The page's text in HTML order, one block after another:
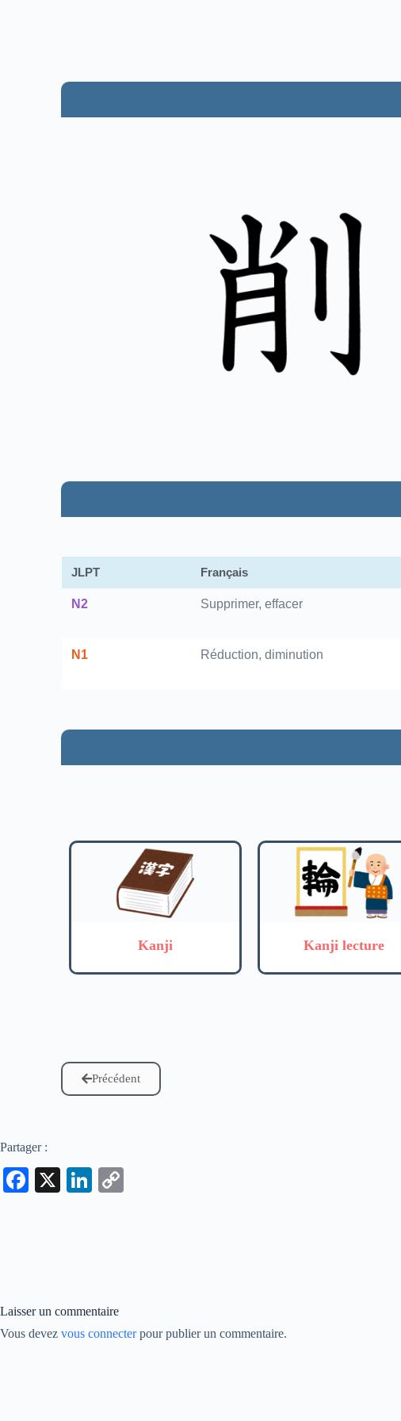
JLPT Français
N2 Supprimer, effacer
N1 Réduction, diminution
Kanji Kanji lecture
Précédent
Partager :
Fa
X
Li
Laisser un commentaire
Vous devez vous connecterpour publier un commentaire.